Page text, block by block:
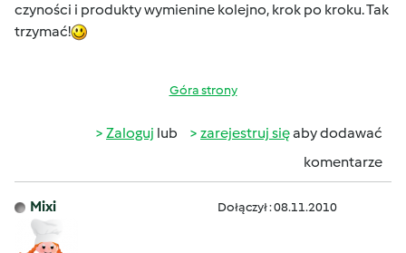
czyności i produkty wymienine kolejno, krok po kroku. Tak
trzymać!
Góra strony
Zaloguj lub zarejestruj sięaby dodawać
komentarze
Mixi Dołączył : 08.11.2010